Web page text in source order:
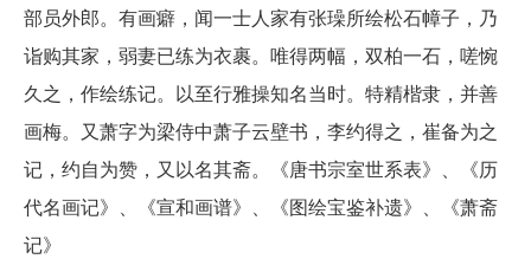
部员外郎。有画癖，闻一士人家有张璪所绘松石幛子，乃
诣购其家，弱妻已练为衣裹。唯得两幅，双柏一石，嗟惋
久之，作绘练记。以至行雅操知名当时。特精楷隶，并善
画梅。又萧字为梁侍中萧子云壁书，李约得之，崔备为之
记，约自为赞，又以名其斋。《唐书宗室世系表》、《历
代名画记》、《宣和画谱》、《图绘宝鉴补遗》、《萧斋
记》